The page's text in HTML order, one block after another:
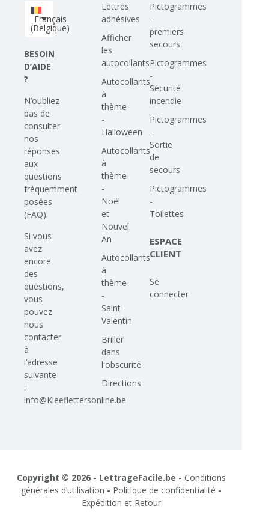
Français
(Belgique)
BESOIN
D’AIDE
?
N’oubliez
pas de
consulter
nos
réponses
aux
questions
fréquemment
posées
(FAQ).
Si vous
avez
encore
des
questions,
vous
pouvez
nous
contacter
à
l’adresse
suivante
:
info@Kleeflettersonline.be
Lettres
adhésives
Afficher
les
autocollants
Autocollants
à
thème
-
Halloween
Autocollants
à
thème
-
Noël
et
Nouvel
An
Autocollants
à
thème
-
Saint-
Valentin
Briller
dans
l'obscurité
Directions
Pictogrammes
-
premiers
secours
Pictogrammes
-
Sécurité
incendie
Pictogrammes
-
Sortie
de
secours
Pictogrammes
-
Toilettes
ESPACE
CLIENT
Se
connecter
Copyright © 2026 - LettrageFacile.be - Conditions
générales d’utilisation - Politique de confidentialité -
Expédition et Retour